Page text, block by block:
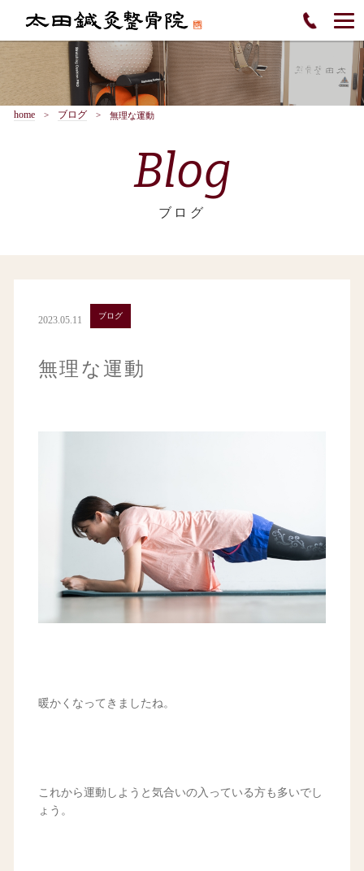
home ブログ 無理な運動
Blog
ブログ
2023.05.11 ブログ
無理な運動
暖かくなってきましたね。
これから運動しようと気合いの入っている方も多いでし
ょう。